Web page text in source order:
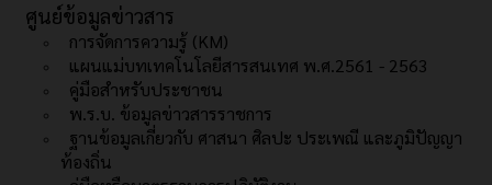
ศูนย์ข้อมูลข่าวสาร
การจัดการความรู้ (KM)
แผนแม่บทเทคโนโลยีสารสนเทศ พ.ศ.2561 - 2563
คู่มือสำหรับประชาชน
พ.ร.บ. ข้อมูลข่าวสารราชการ
ฐานข้อมูลเกี่ยวกับ ศาสนา ศิลปะ ประเพณี และภูมิปัญญา
ท้องถิ่น